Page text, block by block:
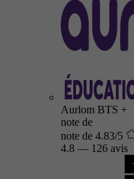
Aurlom BTS +
note de
note de 4.83/5
4.8 — 126 avis